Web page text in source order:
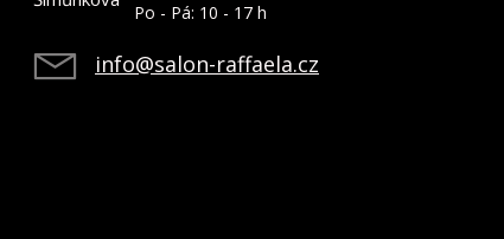
Po - Pá: 10 - 17 h
info@salon-raffaela.cz